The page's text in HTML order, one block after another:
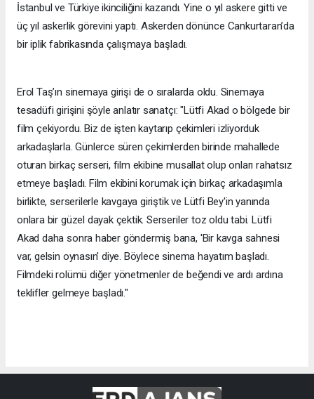
İstanbul ve Türkiye ikinciliğini kazandı. Yine o yıl askere gitti ve
üç yıl askerlik görevini yaptı. Askerden dönünce Cankurtaran’da
bir iplik fabrikasında çalışmaya başladı.
Erol Taş’ın sinemaya girişi de o sıralarda oldu. Sinemaya
tesadüfi girişini şöyle anlatır sanatçı: "Lütfi Akad o bölgede bir
film çekiyordu. Biz de işten kaytarıp çekimleri izliyorduk
arkadaşlarla. Günlerce süren çekimlerden birinde mahallede
oturan birkaç serseri, film ekibine musallat olup onları rahatsız
etmeye başladı. Film ekibini korumak için birkaç arkadaşımla
birlikte, serserilerle kavgaya giriştik ve Lütfi Bey'in yanında
onlara bir güzel dayak çektik. Serseriler toz oldu tabi. Lütfi
Akad daha sonra haber göndermiş bana, 'Bir kavga sahnesi
var, gelsin oynasın' diye. Böylece sinema hayatım başladı.
Filmdeki rolümü diğer yönetmenler de beğendi ve ardı ardına
teklifler gelmeye başladı."